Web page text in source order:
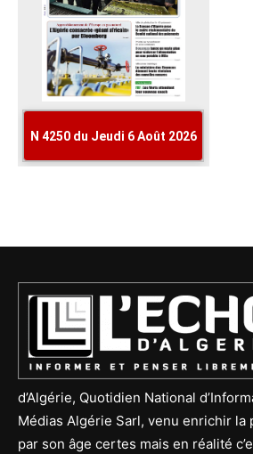
d’Algérie, Quotidien National
Médias Algérie Sarl, venu enrichir la
par son âge certes mais en réalité